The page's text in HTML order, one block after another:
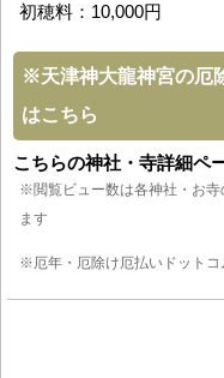
初穂料：10,000円
※天津神大龍神宮の厄
はこちら
こちらの神社・寺詳細ペ
※閲覧ビュー数は各神社・お
ます
※厄年・厄除け厄払いドット